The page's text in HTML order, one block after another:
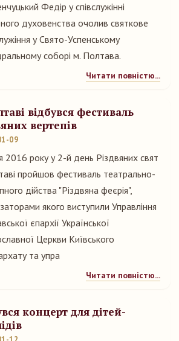
Федір у співслужінні
духовенства очолив святкове
у Свято-Успенському
соборі м. Полтава.
Читати повністю...
відбувся фестиваль
вертепів
09
2016 року у 2-й день Різдвяних свят
пройшов фестиваль театрально-
дійства "Різдвяна феєрія",
якого виступили Управління
єпархії Української
Церкви Київського
та упра
Читати повністю...
концерт для дітей-